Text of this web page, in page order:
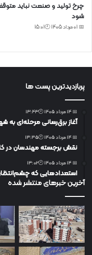
چرخ تولید و صنعت نباید
شود
📅 01 مرداد 1405 🕙15:01
پربازدیدترین پست ها
📅 14 مرداد 1405 🕙13:43
آغاز برق‌رسانی مرحله‌ای
📅 14 مرداد 1405 🕙13:35
نقش برجسته مهندسان در
📅 14 مرداد 1405 🕙13:02
استعدادهایی که
آخرین خبرهای منتشر شده